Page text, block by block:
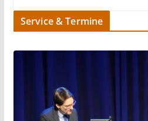
Service & Termine